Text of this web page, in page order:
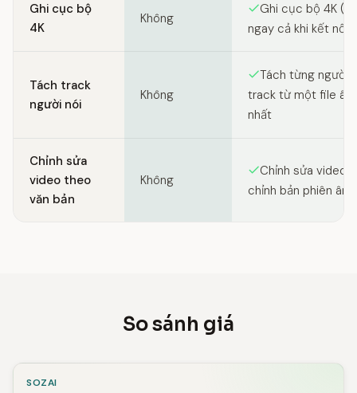
Ghi cục bộ
4K
Không
Ghi cục bộ 4K
ngay cả khi kết nối
Tách track
người nói
Không
Tách từng người
track từ một file
nhất
Chỉnh sửa
video theo
văn bản
Không
Chỉnh sửa video
chỉnh bản phiên âm
So sánh giá
SOZAI